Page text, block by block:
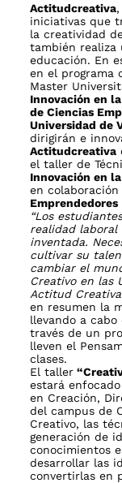
Actitudcreativa
iniciativas que
la creatividad
también realiza
educación. En
en el programa
Master
Innovación en
de Ciencias
Universidad de
dirigirán e
Actitudcreativa
el taller de
Innovación en
en
Emprendedores
“Los
realidad
inventada.
cultivar su
cambiar el
Creativo en las
Actitud
en resumen la
llevando a cabo
través de un
lleven el
clases.
El taller
estará
en Creación,
del campus de
Creativo, las
generación de
conocimientos
desarrollar las
convertirlas en